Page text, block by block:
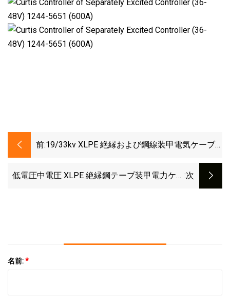
前:19/33kv XLPE 絶縁および鋼線装甲電気ケーブ
低電圧中電圧 XLPE 絶縁鋼テープ装甲電力ケー :次
名前:*